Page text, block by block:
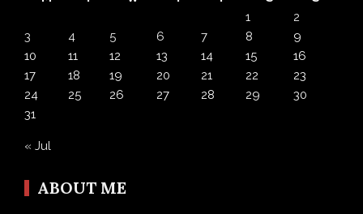
1
2
3
4 5 6 7 8
9
10
11 12 13 14 15
16
17
18 19 20 21 22
23
24
25 26 27 28 29
30
31
« Jul
ABOUT ME